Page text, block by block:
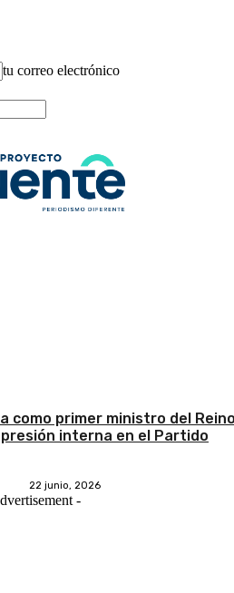
tu correo electrónico
como primer ministro del
interna en el Partido
22 junio, 2026
-